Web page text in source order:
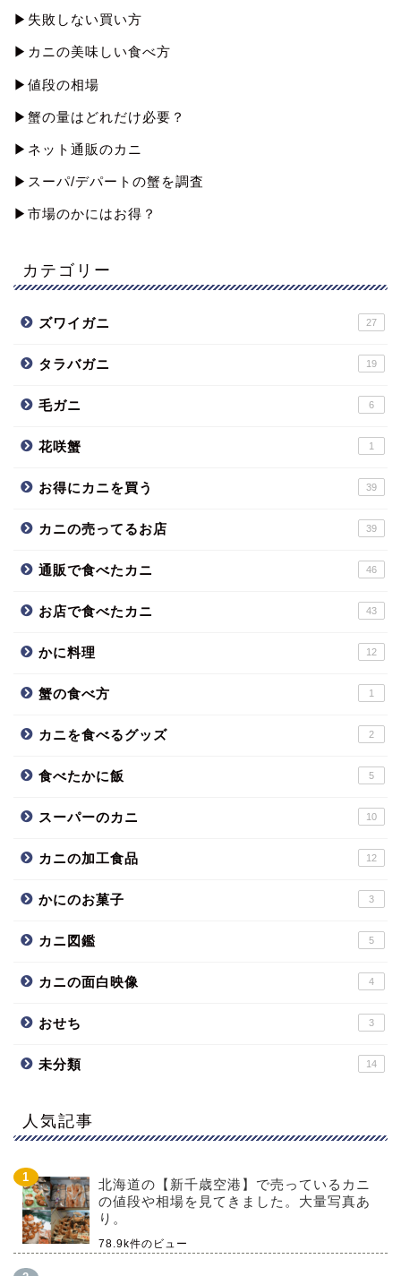
▶︎失敗しない買い方
▶︎カニの美味しい食べ方
▶︎値段の相場
▶︎蟹の量はどれだけ必要？
▶︎ネット通販のカニ
▶︎スーパ/デパートの蟹を調査
▶︎市場のかにはお得？
カテゴリー
ズワイガニ 27
タラバガニ 19
毛ガニ 6
花咲蟹 1
お得にカニを買う 39
カニの売ってるお店 39
通販で食べたカニ 46
お店で食べたカニ 43
かに料理 12
蟹の食べ方 1
カニを食べるグッズ 2
食べたかに飯 5
スーパーのカニ 10
カニの加工食品 12
かにのお菓子 3
カニ図鑑 5
カニの面白映像 4
おせち 3
未分類 14
人気記事
北海道の【新千歳空港】で売っているカニ
の値段や相場を見てきました。大量写真あ
り。
78.9k件のビュー